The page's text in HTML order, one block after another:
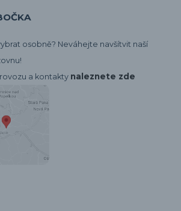
osobně? Neváhejte navšítvit naší
a kontakty naleznete zde